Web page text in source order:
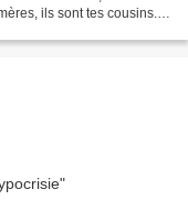
ils sont tes cousins.